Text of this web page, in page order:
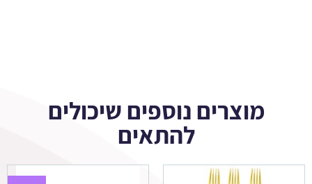
מוצרים נוספים שיכולים
להתאים